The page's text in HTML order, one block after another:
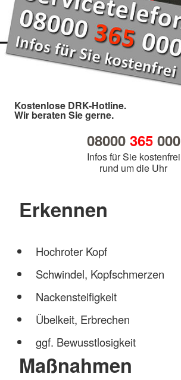
Kostenlose DRK-Hotline.
Wir beraten Sie gerne.
08000 365000
Infos für Sie kostenfrei
rund um die Uhr
Erkennen
Hochroter Kopf
Schwindel, Kopfschmerzen
Nackensteifigkeit
Übelkeit, Erbrechen
ggf. Bewusstlosigkeit
Maßnahmen